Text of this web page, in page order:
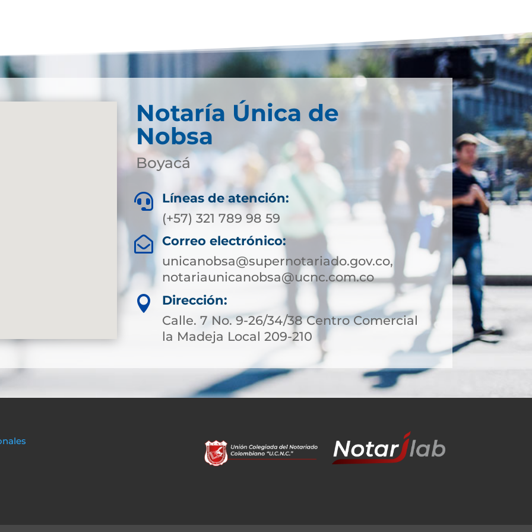
Notaría Única de
Nobsa
Boyacá

Líneas de atención:
(+57) 321 789 98 59

Correo electrónico:
unicanobsa@supernotariado.gov.co,
notariaunicanobsa@ucnc.com.co

Dirección:
Calle. 7 No. 9-26/34/38 Centro Comercial
la Madeja Local 209-210